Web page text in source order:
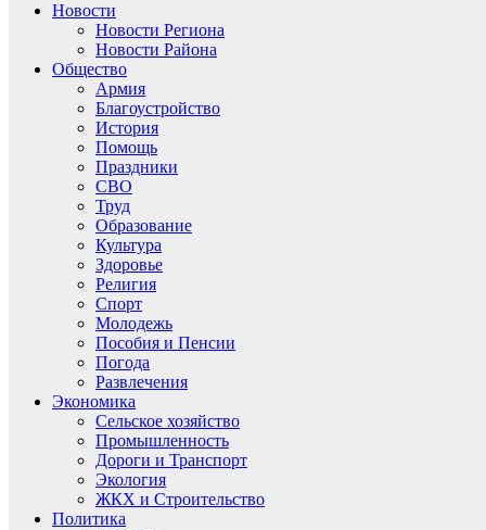
Новости
Новости Региона
Новости Района
Общество
Армия
Благоустройство
История
Помощь
Праздники
СВО
Труд
Образование
Культура
Здоровье
Религия
Спорт
Молодежь
Пособия и Пенсии
Погода
Развлечения
Экономика
Сельское хозяйство
Промышленность
Дороги и Транспорт
Экология
ЖКХ и Строительство
Политика